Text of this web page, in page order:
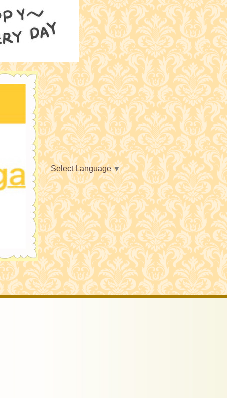
Select Language▼